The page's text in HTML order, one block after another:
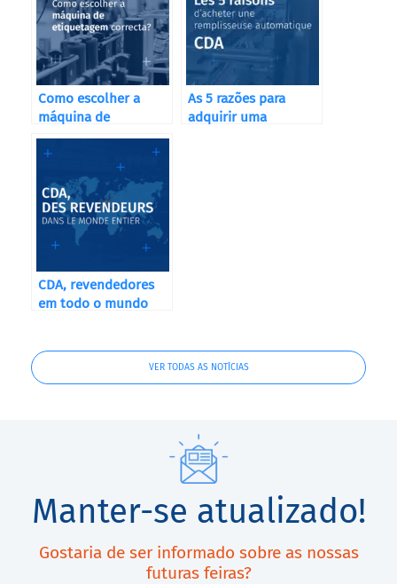
Como escolher a
máquina de
etiquetagem
correcta?
As 5 razões para
adquirir uma
CDA, revendedores
em todo o mundo
VER TODAS AS NOTÍCIAS
Manter-se atualizado!
Gostaria de ser informado sobre as nossas
futuras feiras?